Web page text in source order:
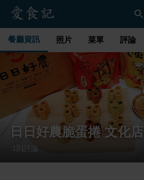
餐廳資訊 照片 菜單 評論
日日好農脆蛋捲 文化店
1 則評論